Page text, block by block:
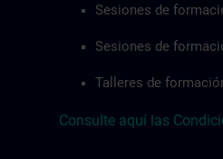
Sesiones de
Sesiones de
Talleres de
Consulte aquí las